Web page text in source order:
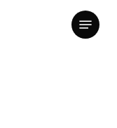
Menu